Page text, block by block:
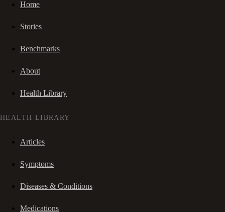
Home
Stories
Benchmarks
About
Health Library
HEALTH LIBRARY
Articles
Symptoms
Diseases & Conditions
Medications